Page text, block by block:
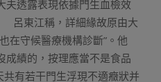
夫透露表現依據門生血檢效
呂東江稱，詳細緣故原由大
在守候醫療機構診斷”。他
成績的，按理應當不是食品
若干門生浮現不適癥狀并